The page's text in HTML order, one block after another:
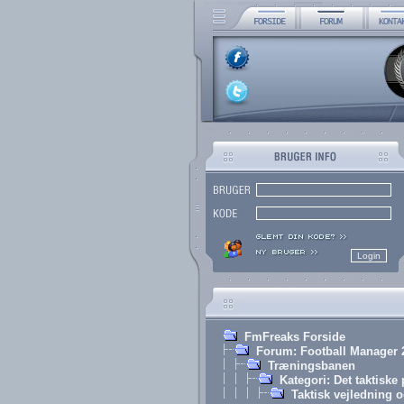
FmFreaks Forside
Forum: Football Manager
Træningsbanen
Kategori: Det taktiske
Taktisk vejledning